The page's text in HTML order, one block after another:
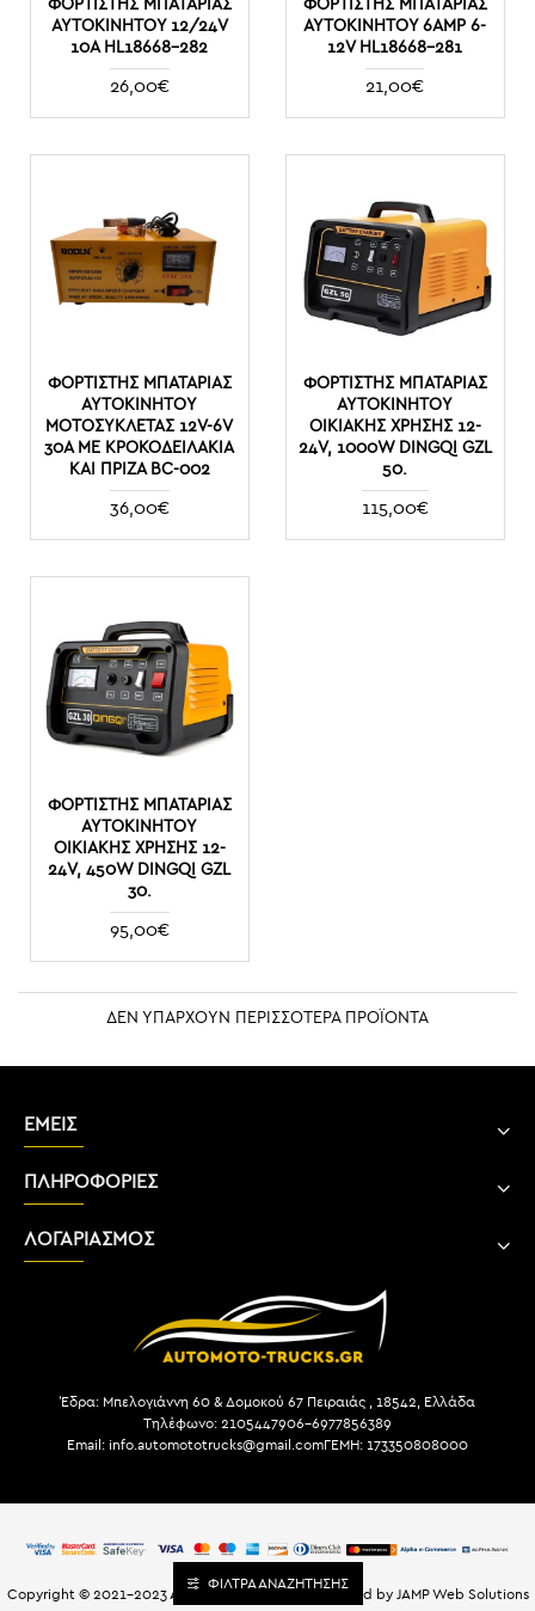
ΦΟΡΤΙΣΤΉΣ ΜΠΑΤΑΡΊΑΣ
ΑΥΤΟΚΙΝΉΤΟΥ 12/24V
10A HL18668-282
26,00€
ΦΟΡΤΙΣΤΉΣ ΜΠΑΤΑΡΊΑΣ
ΑΥΤΟΚΙΝΉΤΟΥ 6AMP 6-
12V HL18668-281
21,00€
ΦΟΡΤΙΣΤΉΣ ΜΠΑΤΑΡΊΑΣ
ΑΥΤΟΚΙΝΉΤΟΥ
ΜΟΤΟΣΥΚΛΈΤΑΣ 12V-6V
30A ΜΕ ΚΡΟΚΟΔΕΙΛΆΚΙΑ
ΚΑΙ ΠΡΊΖΑ BC-002
36,00€
ΦΟΡΤΙΣΤΉΣ ΜΠΑΤΑΡΊΑΣ
ΑΥΤΟΚΙΝΉΤΟΥ
ΟΙΚΙΑΚΉΣ ΧΡΉΣΗΣ 12-
24V, 1000W DINGQI GZL
50.
115,00€
ΦΟΡΤΙΣΤΉΣ ΜΠΑΤΑΡΊΑΣ
ΑΥΤΟΚΙΝΉΤΟΥ
ΟΙΚΙΑΚΉΣ ΧΡΉΣΗΣ 12-
24V, 450W DINGQI GZL
30.
95,00€
ΔΕΝ ΥΠΑΡΧΟΥΝ ΠΕΡΙΣΣΟΤΕΡΑ ΠΡΟΪΟΝΤΑ
ΕΜΕΙΣ
ΠΛΗΡΟΦΟΡΙΕΣ
ΛΟΓΑΡΙΑΣΜΟΣ
Έδρα: Μπελογιάννη 60 & Δομοκού 67 Πειραιάς , 18542, Ελλάδα
Τηλέφωνο: 2105447906-6977856389
Email: info.automototrucks@gmail.comΓΕΜΗ: 173350808000
Copyright © 2021-2023 Automoto-Trucks.gr | Powered by JAMP Web Solutions
ΦΙΛΤΡΑ ΑΝΑΖΗΤΗΣΗΣ